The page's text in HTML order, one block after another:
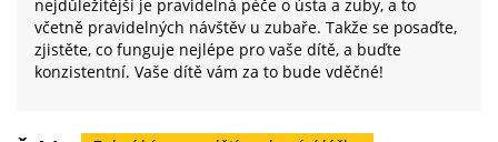
nejdůležitější je pravidelná péče o ústa a zuby, a to
včetně pravidelných návštěv u zubaře. Takže se posaďte,
zjistěte, co funguje nejlépe pro vaše dítě, a buďte
konzistentní. Vaše dítě vám za to bude vděčné!